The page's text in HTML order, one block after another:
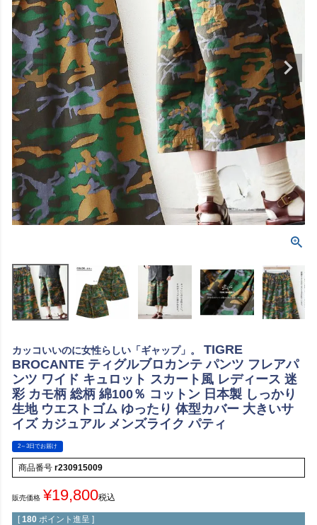
カッコいいのに女性らしい「ギャップ」。
TIGRE
BROCANTE ティグルブロカンテ パンツ フレアパ
ンツ ワイド キュロット スカート風 レディース 迷
彩 カモ柄 総柄 綿100％ コットン 日本製 しっかり
生地 ウエストゴム ゆったり 体型カバー 大きいサ
イズ カジュアル メンズライク パティ
2～3日でお届け
商品番号 r230915009
販売価格 ¥19,800税込
[ 180 ポイント進呈 ]